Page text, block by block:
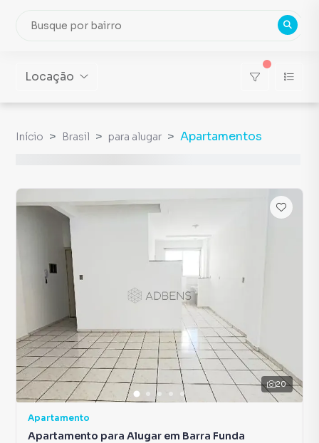
Locação
Início Brasil para alugar Apartamentos
20
Apartamento
Apartamento para Alugar em Barra Funda